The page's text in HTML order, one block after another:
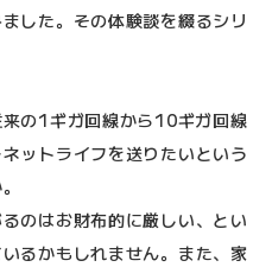
した。その体験談を綴るシリ
の1ギガ回線から10ギガ回線
ットライフを送りたいという
のはお財布的に厳しい、とい
るかもしれません。また、家